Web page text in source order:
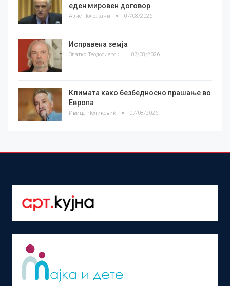
еден мировен договор
Азис Положани 07/08/2026
Исправена земја
Златко Теодосиевски 07/08/2026
Климата како безбедносно прашање во
Европа
Ивица Челиковиќ 07/08/2026